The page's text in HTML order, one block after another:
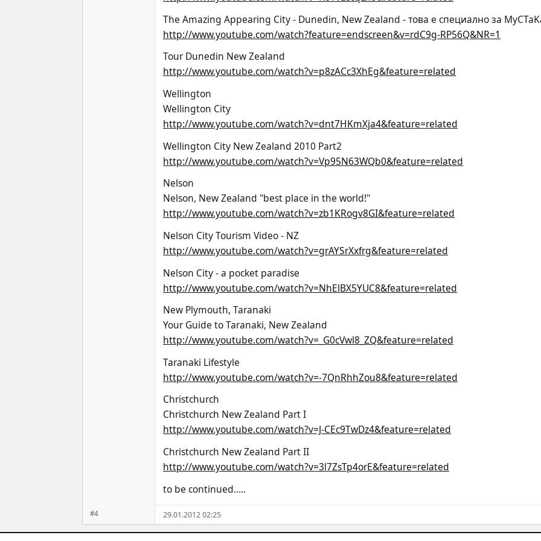
#4
The Amazing Appearing City - Dunedin, New Zealand - това е специално за
http://www.youtube.com/watch?feature=endscreen&v=rdC9g-RP56Q&NR=1
Tour Dunedin New Zealand
http://www.youtube.com/watch?v=p8zACc3XhEg&feature=related
Wellington
Wellington City
http://www.youtube.com/watch?v=dnt7HKmXja4&feature=related
Wellington City New Zealand 2010 Part2
http://www.youtube.com/watch?v=Vp95N63WQb0&feature=related
Nelson
Nelson, New Zealand "best place in the world!"
http://www.youtube.com/watch?v=zb1KRogv8GI&feature=related
Nelson City Tourism Video - NZ
http://www.youtube.com/watch?v=grAYSrXxfrg&feature=related
Nelson City - a pocket paradise
http://www.youtube.com/watch?v=NhElBX5YUC8&feature=related
New Plymouth, Taranaki
Your Guide to Taranaki, New Zealand
http://www.youtube.com/watch?v=_G0cVwl8_ZQ&feature=related
Taranaki Lifestyle
http://www.youtube.com/watch?v=-7QnRhhZou8&feature=related
Christchurch
Christchurch New Zealand Part I
http://www.youtube.com/watch?v=J-CEc9TwDz4&feature=related
Christchurch New Zealand Part II
http://www.youtube.com/watch?v=3l7ZsTp4orE&feature=related
to be continued.....
29.01.2012 02:25